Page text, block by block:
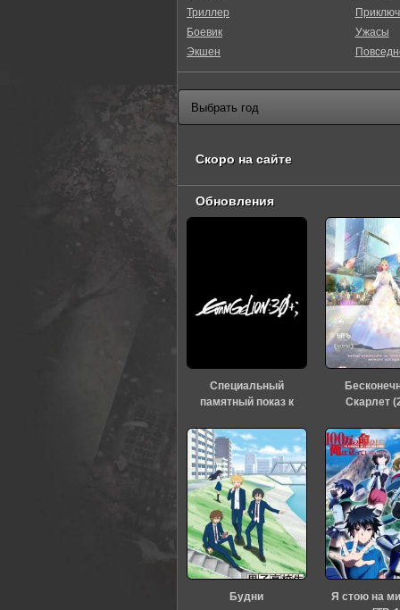
Триллер
Боевик
Экшен
Ужасы
Скоро на сайте
Обновления
Специальный
памятный показ к
«Евангелиона» (2026)
Скарлет
Будни
Я стою на